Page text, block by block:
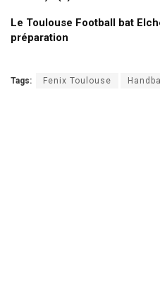
Le Toulouse Football bat
préparation
Tags: Fenix Toulouse